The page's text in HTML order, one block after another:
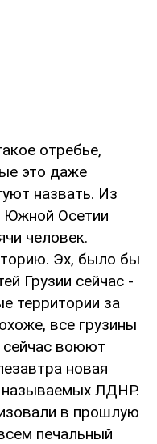
отребье,
это даже
назвать. Из
Южной Осетии
человек.
Эх, было бы
Грузии сейчас -
территории за
все грузины
воюют
новая
называемых ЛДНР.
в прошлую
печальный